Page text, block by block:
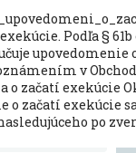
Podľa § 61b
upovedomenie
v
o začatí exekúcie
o začatí exekúcie
po